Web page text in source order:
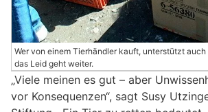
Wer von einem Tierhändler kauft, unterstützt auch
das Leid geht weiter.
„Viele meinen es gut – aber
vor Konsequenzen“, sagt Susy